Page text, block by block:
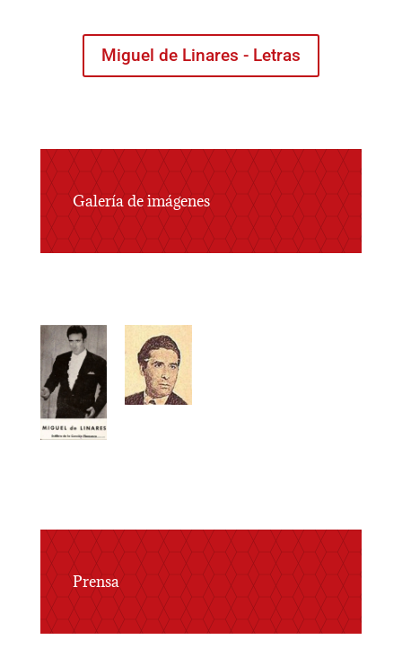
Miguel de Linares - Letras
Galería de imágenes
Prensa